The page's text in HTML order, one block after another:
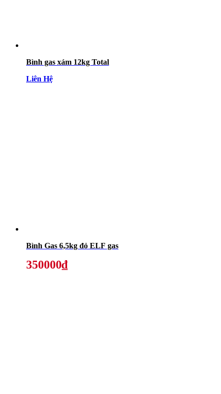
Bình gas xám 12kg Total
Liên Hệ
Bình Gas 6,5kg đỏ ELF gas
350000₫